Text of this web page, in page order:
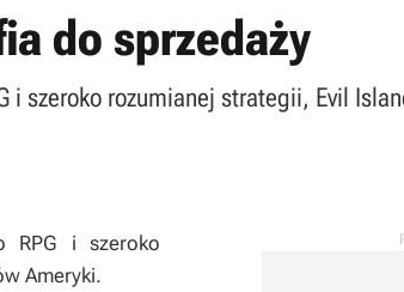
do sprzedaży
i szeroko rozumianej strategii, Evil
RPG i szeroko
Ameryki.